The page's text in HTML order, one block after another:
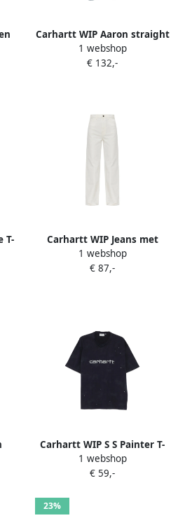
Carhartt WIP Aaron straight
jeans Blauw
1 webshop
€ 132,-
T-
Carhartt WIP Jeans met
wijde pijpen Wit
1 webshop
€ 87,-
Carhartt WIP S S Painter T-
shirt met logoprint Blauw
1 webshop
€ 59,-
23%